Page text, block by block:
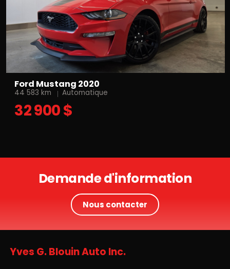
Ford Mustang 2020
44 583 km Automatique
32 900 $
Demande d'information
Nous contacter
Yves G. Blouin Auto Inc.